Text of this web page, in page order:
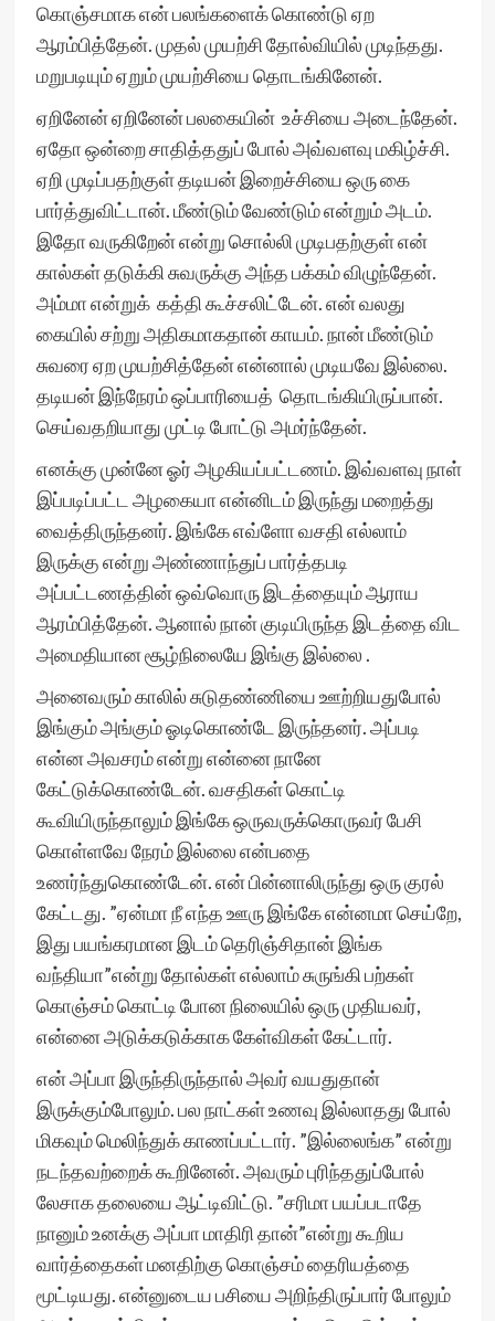
கொஞ்சமாக என் பலங்களைக் கொண்டு ஏற
ஆரம்பித்தேன். முதல் முயற்சி தோல்வியில் முடிந்தது.
மறுபடியும் ஏறும் முயற்சியை தொடங்கினேன்.
ஏறினேன் ஏறினேன் பலகையின் உச்சியை அடைந்தேன்.
ஏதோ ஒன்றை சாதித்ததுப் போல் அவ்வளவு மகிழ்ச்சி.
ஏறி முடிப்பதற்குள் தடியன் இறைச்சியை ஒரு கை
பார்த்துவிட்டான். மீண்டும் வேண்டும் என்றும் அடம்.
இதோ வருகிறேன் என்று சொல்லி முடிபதற்குள் என்
கால்கள் தடுக்கி சுவருக்கு அந்த பக்கம் விழுந்தேன்.
அம்மா என்றுக் கத்தி கூச்சலிட்டேன். என் வலது
கையில் சற்று அதிகமாகதான் காயம். நான் மீண்டும்
சுவரை ஏற முயற்சித்தேன் என்னால் முடியவே இல்லை.
தடியன் இந்நேரம் ஒப்பாரியைத் தொடங்கியிருப்பான்.
செய்வதறியாது முட்டி போட்டு அமர்ந்தேன்.
எனக்கு முன்னே ஓர் அழகியப்பட்டணம். இவ்வளவு நாள்
இப்படிப்பட்ட அழகையா என்னிடம் இருந்து மறைத்து
வைத்திருந்தனர். இங்கே எவ்ளோ வசதி எல்லாம்
இருக்கு என்று அண்ணாந்துப் பார்த்தபடி
அப்பட்டணத்தின் ஒவ்வொரு இடத்தையும் ஆராய
ஆரம்பித்தேன். ஆனால் நான் குடியிருந்த இடத்தை விட
அமைதியான சூழ்நிலையே இங்கு இல்லை .
அனைவரும் காலில் சுடுதண்ணியை ஊற்றியதுபோல்
இங்கும் அங்கும் ஓடிகொண்டே இருந்தனர். அப்படி
என்ன அவசரம் என்று என்னை நானே
கேட்டுக்கொண்டேன். வசதிகள் கொட்டி
கூவியிருந்தாலும் இங்கே ஒருவருக்கொருவர் பேசி
கொள்ளவே நேரம் இல்லை என்பதை
உணர்ந்துகொண்டேன். என் பின்னாலிருந்து ஒரு குரல்
கேட்டது. ”ஏன்மா நீ எந்த ஊரு இங்கே என்னமா செய்றே,
இது பயங்கரமான இடம் தெரிஞ்சிதான் இங்க
வந்தியா”என்று தோல்கள் எல்லாம் சுருங்கி பற்கள்
கொஞ்சம் கொட்டி போன நிலையில் ஒரு முதியவர்,
என்னை அடுக்கடுக்காக கேள்விகள் கேட்டார்.
என் அப்பா இருந்திருந்தால் அவர் வயதுதான்
இருக்கும்போலும். பல நாட்கள் உணவு இல்லாதது போல்
மிகவும் மெலிந்துக் காணப்பட்டார். ”இல்லைங்க” என்று
நடந்தவற்றைக் கூறினேன். அவரும் புரிந்ததுப்போல்
லேசாக தலையை ஆட்டிவிட்டு. ”சரிமா பயப்படாதே
நானும் உனக்கு அப்பா மாதிரி தான்”என்று கூறிய
வார்த்தைகள் மனதிற்கு கொஞ்சம் தைரியத்தை
மூட்டியது. என்னுடைய பசியை அறிந்திருப்பார் போலும்